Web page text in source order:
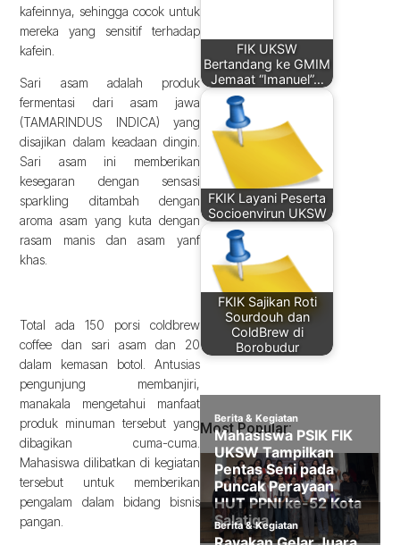
kafeinnya, sehingga cocok untuk
mereka yang sensitif terhadap
kafein.
Sari asam adalah produk
fermentasi dari asam jawa
(TAMARINDUS INDICA) yang
disajikan dalam keadaan dingin.
Sari asam ini memberikan
kesegaran dengan sensasi
sparkling ditambah dengan
aroma asam yang kuta dengan
rasam manis dan asam yanf
khas.
Total ada 150 porsi coldbrew
coffee dan sari asam dan 20
dalam kemasan botol. Antusias
pengunjung membanjiri,
manakala mengetahui manfaat
produk minuman tersebut yang
dibagikan cuma-cuma.
Mahasiswa dilibatkan di kegiatan
tersebut untuk memberikan
pengalam dalam bidang bisnis
pangan.
FIK UKSW
Bertandang ke GMIM
Jemaat “Imanuel”…
FKIK Layani Peserta
Socioenvirun UKSW
FKIK Sajikan Roti
Sourdouh dan
ColdBrew di
Borobudur
Most Popular: